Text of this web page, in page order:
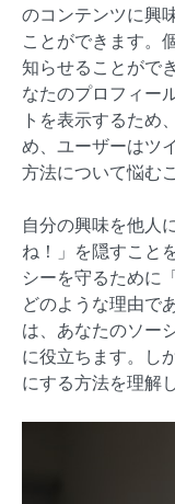
のコンテンツに興
ことができます。
知らせることがで
なたのプロフィー
トを表示するため
め、ユーザーはツ
方法について悩む
自分の興味を他人
ね！」を隠すこと
シーを守るために
どのような理由で
は、あなたのソー
に役立ちます。し
にする方法を理解